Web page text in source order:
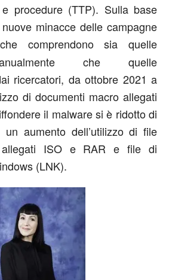
procedure (TTP). Sulla base
minacce delle campagne
comprendono sia quelle
che quelle
ricercatori, da ottobre 2021 a
di documenti macro allegati
il malware si è ridotto di
aumento dell’utilizzo di file
allegati ISO e RAR e file di
(LNK).